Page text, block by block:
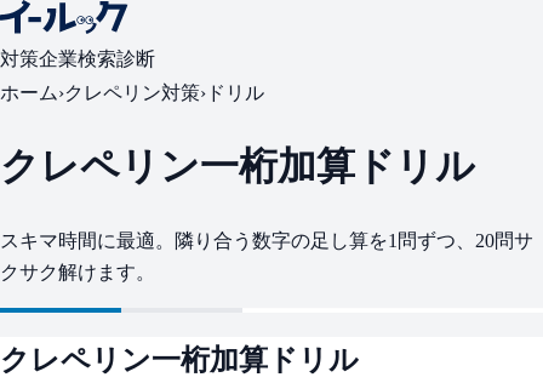
対策企業検索診断
ホーム›クレペリン対策› ドリル
クレペリン一桁加算ドリル
スキマ時間に最適。隣り合う数字の足し算を1問ずつ、 20問サ
クサク解けます。
クレペリン一桁加算ドリル